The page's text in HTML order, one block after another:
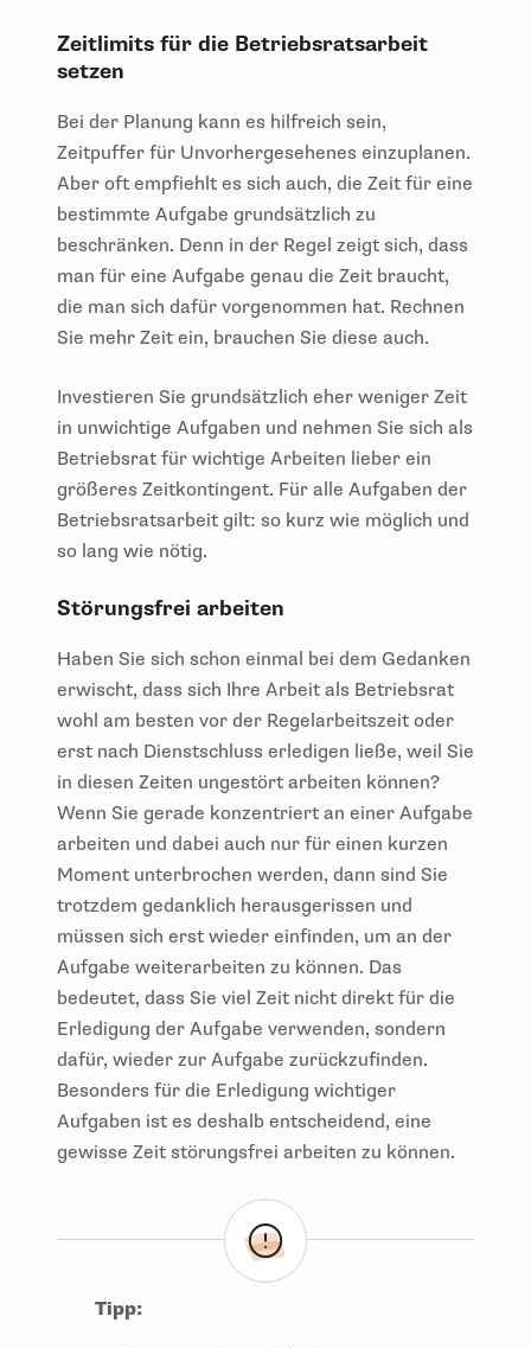
Zeitlimits für die Betriebsratsarbeit
setzen
Bei der Planung kann es hilfreich sein,
Zeitpuffer für Unvorhergesehenes einzuplanen.
Aber oft empfiehlt es sich auch, die Zeit für eine
bestimmte Aufgabe grundsätzlich zu
beschränken. Denn in der Regel zeigt sich, dass
man für eine Aufgabe genau die Zeit braucht,
die man sich dafür vorgenommen hat. Rechnen
Sie mehr Zeit ein, brauchen Sie diese auch.
Investieren Sie grundsätzlich eher weniger Zeit
in unwichtige Aufgaben und nehmen Sie sich als
Betriebsrat für wichtige Arbeiten lieber ein
größeres Zeitkontingent. Für alle Aufgaben der
Betriebsratsarbeit gilt: so kurz wie möglich und
so lang wie nötig.
Störungsfrei arbeiten
Haben Sie sich schon einmal bei dem Gedanken
erwischt, dass sich Ihre Arbeit als Betriebsrat
wohl am besten vor der Regelarbeitszeit oder
erst nach Dienstschluss erledigen ließe, weil Sie
in diesen Zeiten ungestört arbeiten können?
Wenn Sie gerade konzentriert an einer Aufgabe
arbeiten und dabei auch nur für einen kurzen
Moment unterbrochen werden, dann sind Sie
trotzdem gedanklich herausgerissen und
müssen sich erst wieder einfinden, um an der
Aufgabe weiterarbeiten zu können. Das
bedeutet, dass Sie viel Zeit nicht direkt für die
Erledigung der Aufgabe verwenden, sondern
dafür, wieder zur Aufgabe zurückzufinden.
Besonders für die Erledigung wichtiger
Aufgaben ist es deshalb entscheidend, eine
gewisse Zeit störungsfrei arbeiten zu können.
Tipp: